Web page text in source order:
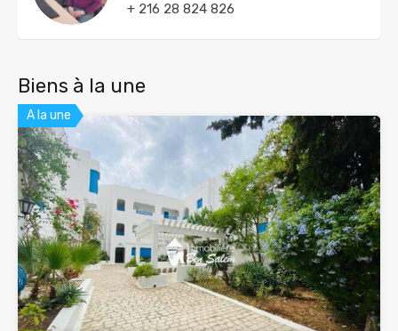
+ 216 28 824 826
Biens à la une
A la une